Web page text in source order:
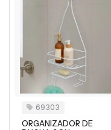
69303
ORGANIZADOR DE